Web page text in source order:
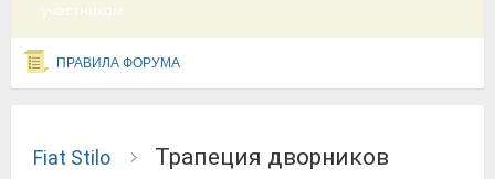
участником
ПРАВИЛА ФОРУМА
Fiat Stilo трапеция дворников